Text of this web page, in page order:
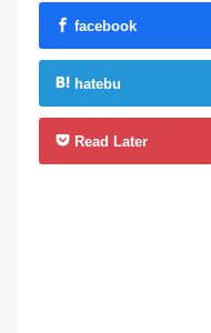
facebook
hatebu
Read Later